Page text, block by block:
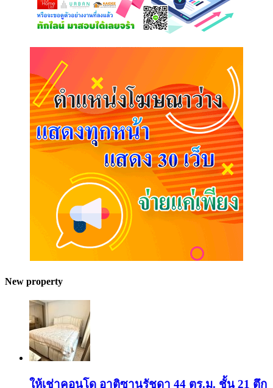
New property
ให้เช่าคอนโด อาติซานรัชดา 44 ตร.ม. ชั้น 21 ตึก